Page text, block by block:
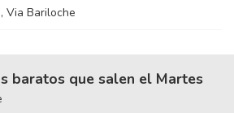
Via Bariloche
baratos que salen el Martes